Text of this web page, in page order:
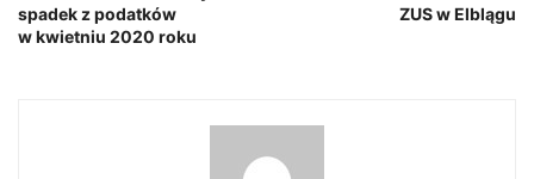
spadek z podatków
w kwietniu 2020 roku
ZUS w Elblągu